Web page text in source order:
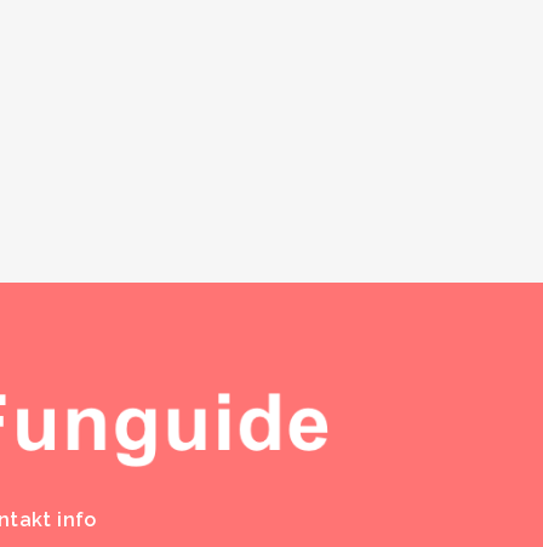
info